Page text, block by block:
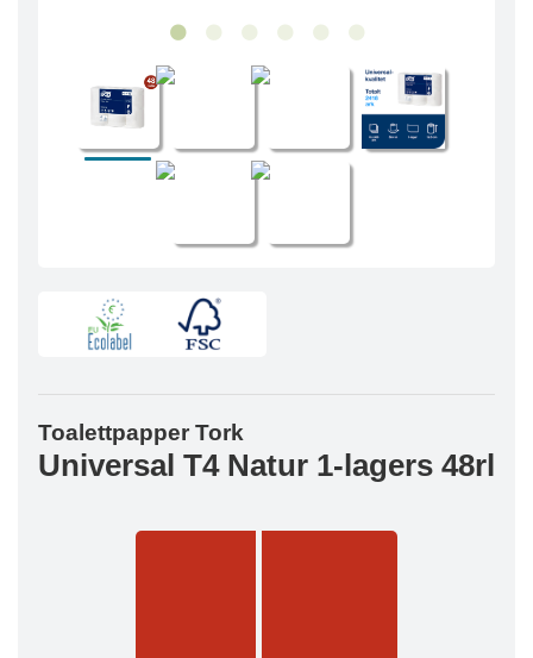
Toalettpapper Tork
Universal T4 Natur 1-lagers 48rl